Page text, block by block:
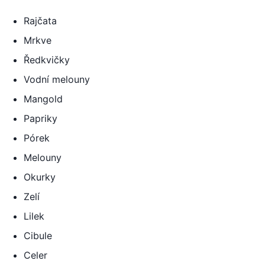
Rajčata
Mrkve
Ředkvičky
Vodní melouny
Mangold
Papriky
Pórek
Melouny
Okurky
Zelí
Lilek
Cibule
Celer